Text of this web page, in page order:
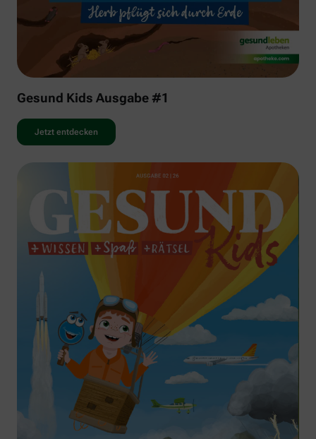
Gesund Kids Ausgabe #1
Jetzt entdecken